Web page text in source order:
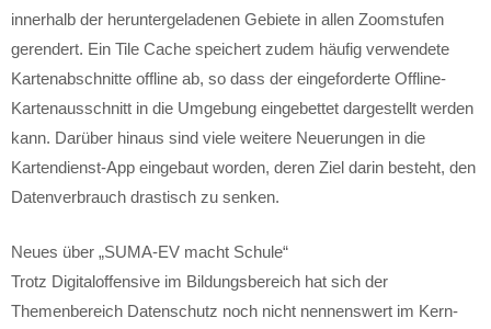
innerhalb der heruntergeladenen Gebiete in allen Zoomstufen
gerendert. Ein Tile Cache speichert zudem häufig verwendete
Kartenabschnitte offline ab, so dass der eingeforderte Offline-
Kartenausschnitt in die Umgebung eingebettet dargestellt werden
kann. Darüber hinaus sind viele weitere Neuerungen in die
Kartendienst-App eingebaut worden, deren Ziel darin besteht, den
Datenverbrauch drastisch zu senken.
Neues über „SUMA-EV macht Schule“
Trotz Digitaloffensive im Bildungsbereich hat sich der
Themenbereich Datenschutz noch nicht nennenswert im Kern-